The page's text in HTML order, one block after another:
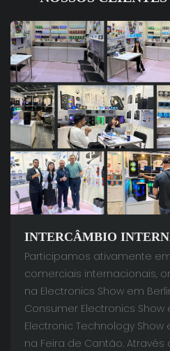
INTERCÂMBIO
Participamos ativamente
comerciais internacionais,
na Electronics Show em
Consumer Electronics Show
Electronic Technology Show
na Feira de Cantão.